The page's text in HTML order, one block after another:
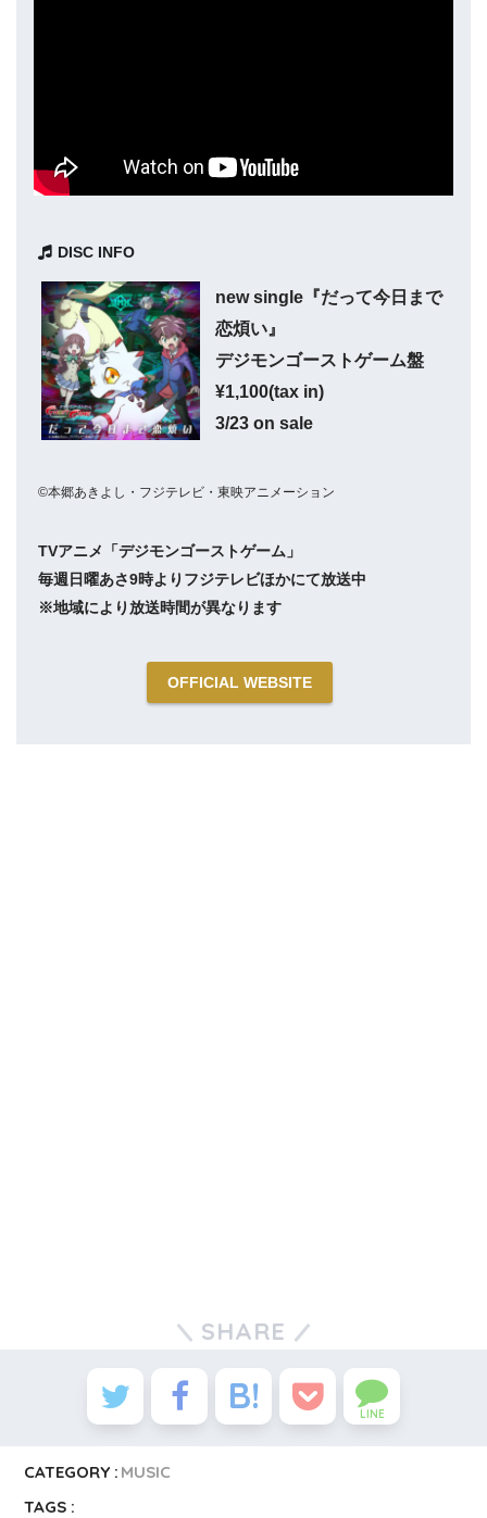
DISC INFO
new single『だって今日まで
恋煩い』
デジモンゴーストゲーム盤
¥1,100(tax in)
3/23 on sale
©︎本郷あきよし・フジテレビ・東映アニメーション
TVアニメ「デジモンゴーストゲーム」
毎週日曜あさ9時よりフジテレビほかにて放送中
※地域により放送時間が異なります
OFFICIAL WEBSITE
SHARE
LINE
CATEGORY : MUSIC
TAGS :